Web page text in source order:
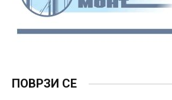
ПОВРЗИ СЕ